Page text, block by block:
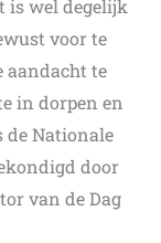
is wel degelijk
voor te
aandacht te
in dorpen en
de Nationale
door
van de Dag